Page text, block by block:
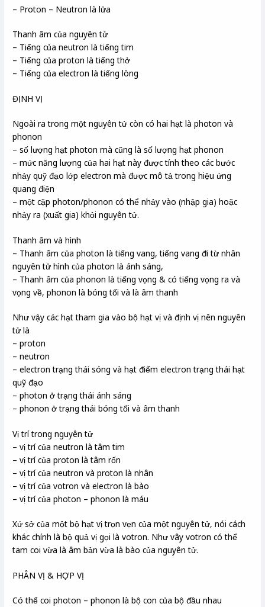
– Proton – Neutron là lửa
Thanh âm của nguyên tử
– Tiếng của neutron là tiếng tim
– Tiếng của proton là tiếng thở
– Tiếng của electron là tiếng lòng
ĐỊNH VỊ
Ngoài ra trong một nguyên tử còn có hai hạt là photon và
phonon
– số lượng hạt photon mà cũng là số lượng hạt phonon
– mức năng lượng của hai hạt này được tính theo các bước
nhảy quỹ đạo lớp electron mà được mô tả trong hiệu ứng
quang điện
– một cặp photon/phonon có thể nhảy vào (nhập gia) hoặc
nhảy ra (xuất gia) khỏi nguyên tử.
Thanh âm và hình
– Thanh âm của photon là tiếng vang, tiếng vang đi từ nhân
nguyên tử hình của photon là ánh sáng,
– Thanh âm của phonon là tiếng vọng & có tiếng vọng ra và
vọng về, phonon là bóng tối và là âm thanh
Như vậy các hạt tham gia vào bộ hạt vị và định vị nên nguyên
tử là
– proton
– neutron
– electron trạng thái sóng và hạt điểm electron trạng thái hạt
quỹ đạo
– photon ở trạng thái ánh sáng
– phonon ở trạng thái bóng tối và âm thanh
Vị trí trong nguyên tử
– vị trí của neutron là tâm tim
– vị trí của proton là tâm rốn
– vị trí của neutron và proton là nhân
– vị trí của votron và electron là bào
– vị trí của photon – phonon là máu
Xứ sở của một bộ hạt vị trọn vẹn của một nguyên tử, nói cách
khác chính là bộ quả vị gọi là votron. Như vây votron có thể
tam coi vừa là âm bản vừa là bào của nguyên tử.
PHÂN VỊ & HỢP VỊ
Có thể coi photon – phonon là bộ con của bộ đầu nhau